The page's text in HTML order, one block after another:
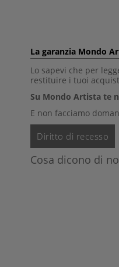
La garanzia Mondo
Lo sapevi che per
restituire i tuoi
Su Mondo Artista te
E non facciamo
Diritto di recesso
Cosa dicono di